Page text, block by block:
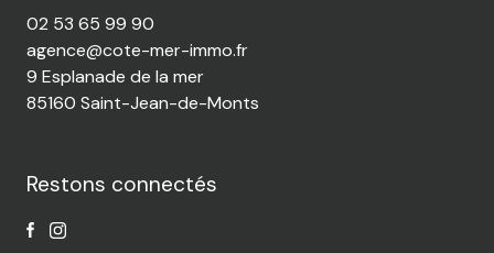
02 53 65 99 90
agence@cote-mer-immo.fr
9 Esplanade de la mer
85160 Saint-Jean-de-Monts
Restons connectés